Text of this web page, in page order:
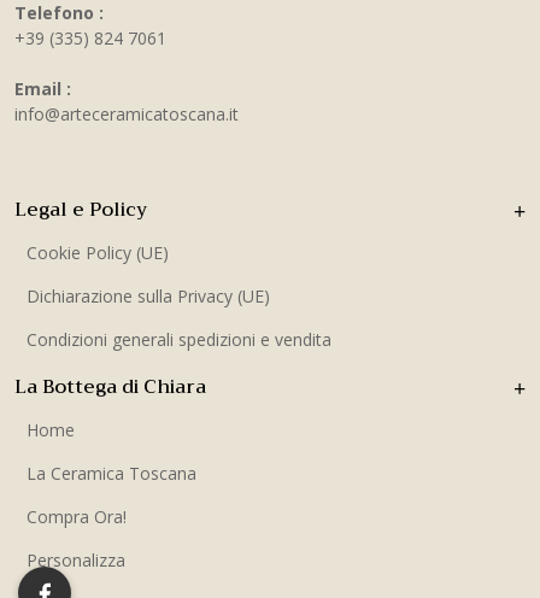
Telefono :
+39 (335) 824 7061
Email :
info@arteceramicatoscana.it
La Bottega di Chiara
Home
La Ceramica Toscana
Compra Ora!
Personalizza
Legal e Policy
Cookie Policy (UE)
Dichiarazione sulla Privacy (UE)
Condizioni generali spedizioni e vendita